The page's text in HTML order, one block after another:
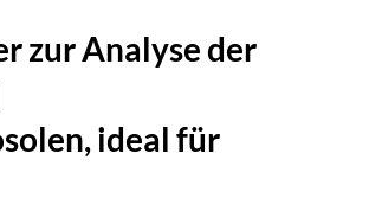
zur Analyse der
ideal für